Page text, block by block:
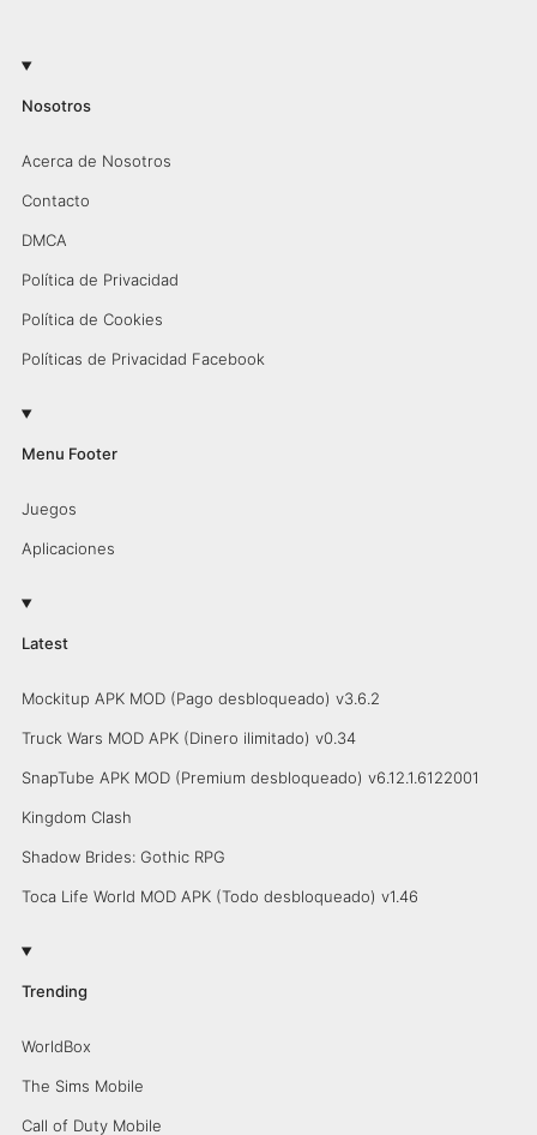
Nosotros
Acerca de Nosotros
Contacto
DMCA
Política de Privacidad
Política de Cookies
Políticas de Privacidad Facebook
Menu Footer
Juegos
Aplicaciones
Latest
Mockitup APK MOD (Pago desbloqueado) v3.6.2
Truck Wars MOD APK (Dinero ilimitado) v0.34
SnapTube APK MOD (Premium desbloqueado) v6.12.1.6122001
Kingdom Clash
Shadow Brides: Gothic RPG
Toca Life World MOD APK (Todo desbloqueado) v1.46
Trending
WorldBox
The Sims Mobile
Call of Duty Mobile